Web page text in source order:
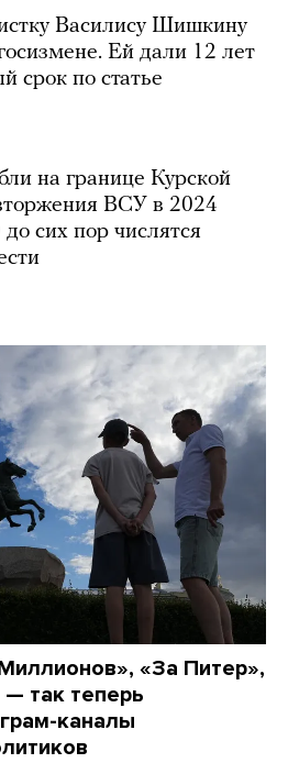
Василису Шишкину
Ей дали 12 лет
срок по статье
на границе Курской
ВСУ в 2024
сих пор числятся
«За Питер»,
так теперь
каналы